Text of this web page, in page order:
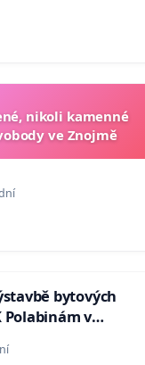
nikoli kamenné
ve Znojmě
bytových
Polabinám v